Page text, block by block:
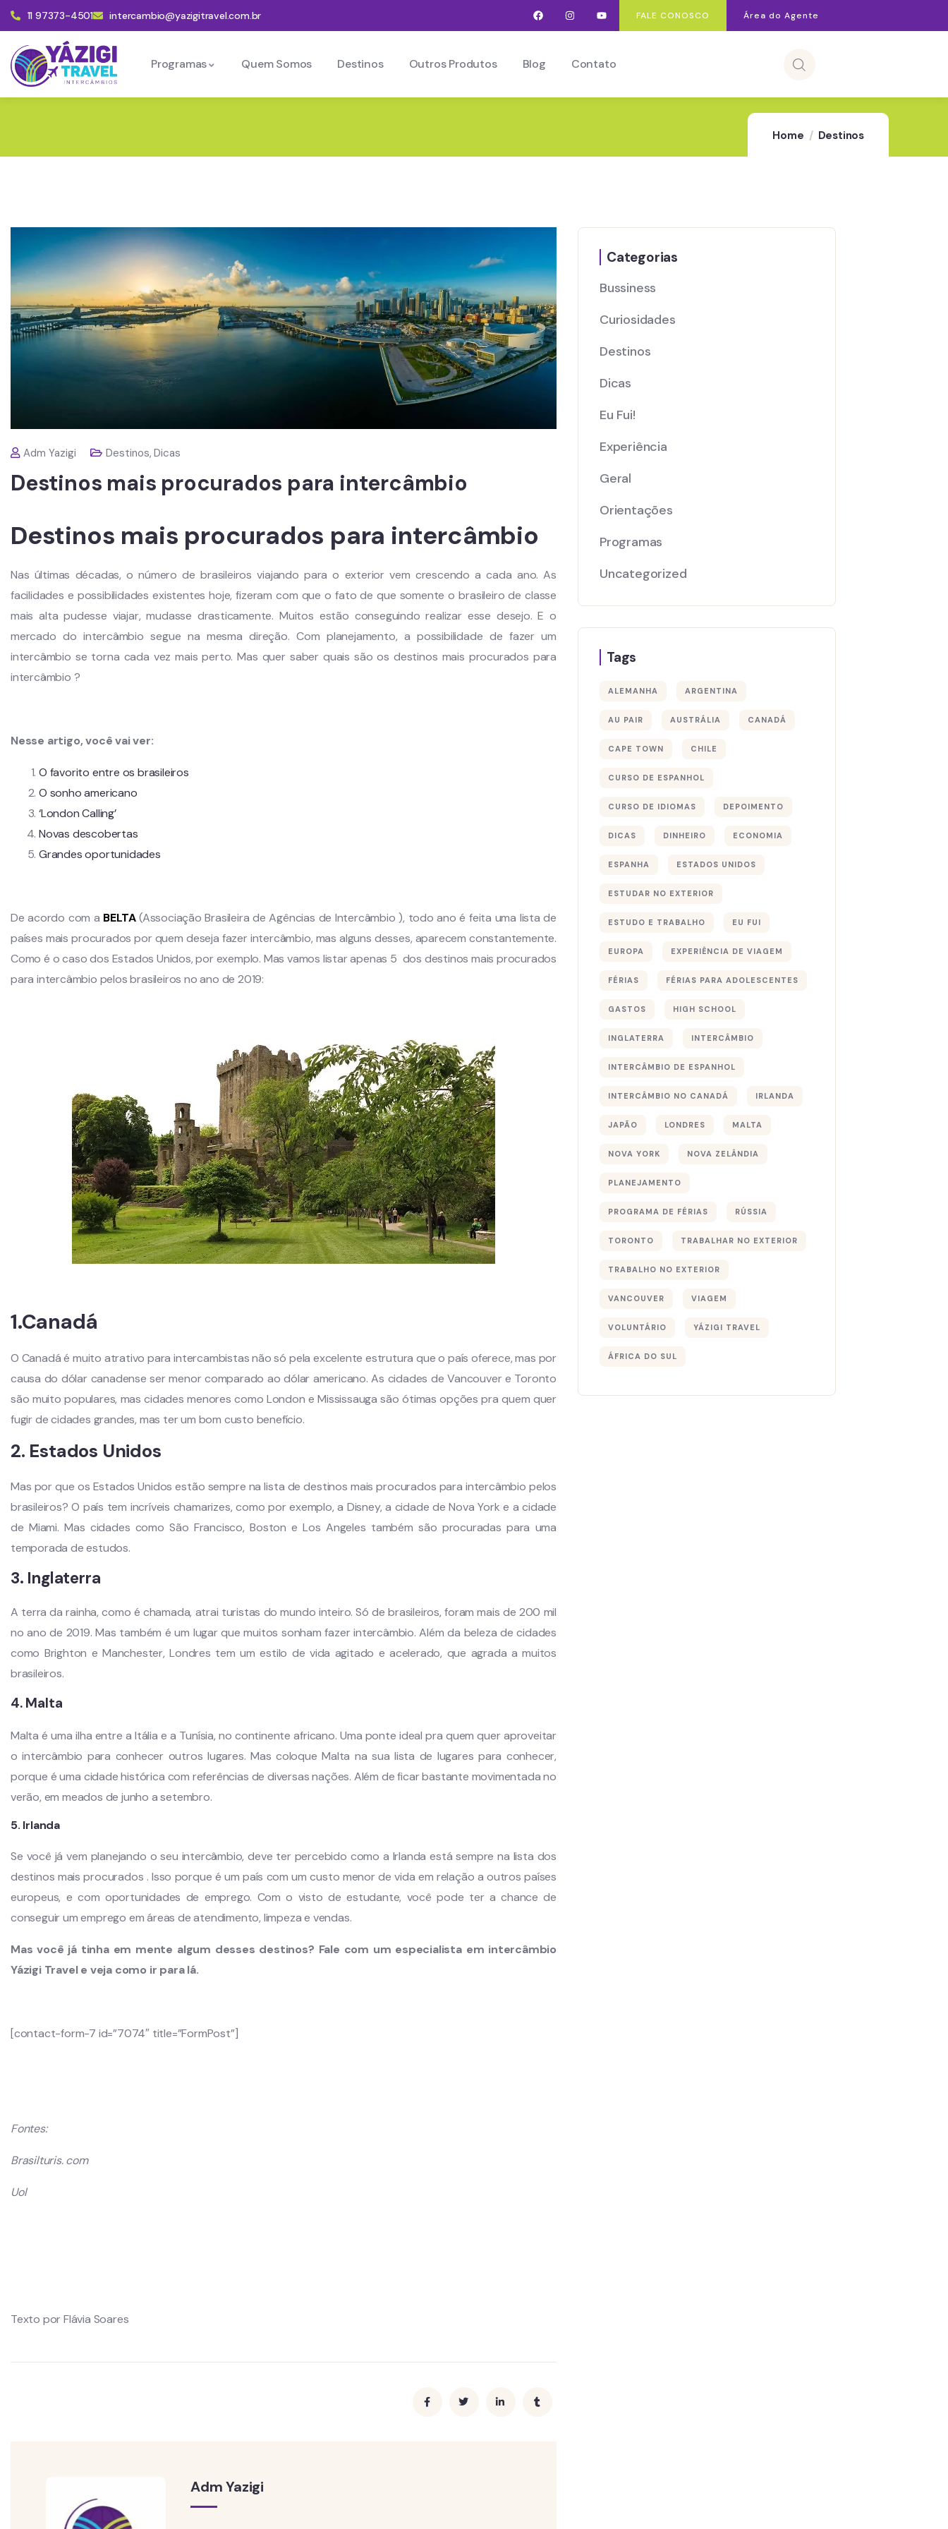
11 97373-4501 intercambio@yazigitravel.com.br FALE CONOSCO Área do Agente
Programas Quem Somos Destinos Outros Produtos Blog Contato
Home Destinos
Adm Yazigi Destinos,Dicas
Destinos mais procurados para intercâmbio
Destinos mais procurados para intercâmbio
Nas últimas décadas, o número de brasileiros viajando para o exterior vem crescendo a cada ano. As
facilidades e possibilidades existentes hoje, fizeram com que o fato de que somente o brasileiro de classe
mais alta pudesse viajar, mudasse drasticamente. Muitos estão conseguindo realizar esse desejo. E o
mercado do intercâmbio segue na mesma direção. Com planejamento, a possibilidade de fazer um
intercâmbio se torna cada vez mais perto. Mas quer saber quais são os destinos mais procurados para
intercâmbio ?
Nesse artigo, você vai ver:
O favorito entre os brasileiros
O sonho americano
‘London Calling’
Novas descobertas
Grandes oportunidades
De acordo com a BELTA (Associação Brasileira de Agências de Intercâmbio ), todo ano é feita uma lista de
países mais procurados por quem deseja fazer intercâmbio, mas alguns desses, aparecem constantemente.
Como é o caso dos Estados Unidos, por exemplo. Mas vamos listar apenas 5 dos destinos mais procurados
para intercâmbio pelos brasileiros no ano de 2019:
1.Canadá
O Canadá é muito atrativo para intercambistas não só pela excelente estrutura que o país oferece, mas por
causa do dólar canadense ser menor comparado ao dólar americano. As cidades de Vancouver e Toronto
são muito populares, mas cidades menores como London e Mississauga são ótimas opções pra quem quer
fugir de cidades grandes, mas ter um bom custo benefício.
2. Estados Unidos
Mas por que os Estados Unidos estão sempre na lista de destinos mais procurados para intercâmbio pelos
brasileiros? O país tem incríveis chamarizes, como por exemplo, a Disney, a cidade de Nova York e a cidade
de Miami. Mas cidades como São Francisco, Boston e Los Angeles também são procuradas para uma
temporada de estudos.
3. Inglaterra
A terra da rainha, como é chamada, atrai turistas do mundo inteiro. Só de brasileiros, foram mais de 200 mil
no ano de 2019. Mas também é um lugar que muitos sonham fazer intercâmbio. Além da beleza de cidades
como Brighton e Manchester, Londres tem um estilo de vida agitado e acelerado, que agrada a muitos
brasileiros.
4. Malta
Malta é uma ilha entre a Itália e a Tunísia, no continente africano. Uma ponte ideal pra quem quer aproveitar
o intercâmbio para conhecer outros lugares. Mas coloque Malta na sua lista de lugares para conhecer,
porque é uma cidade histórica com referências de diversas nações. Além de ficar bastante movimentada no
verão, em meados de junho a setembro.
5. Irlanda
Se você já vem planejando o seu intercâmbio, deve ter percebido como a Irlanda está sempre na lista dos
destinos mais procurados . Isso porque é um país com um custo menor de vida em relação a outros países
europeus, e com oportunidades de emprego. Com o visto de estudante, você pode ter a chance de
conseguir um emprego em áreas de atendimento, limpeza e vendas.
Mas você já tinha em mente algum desses destinos? Fale com um especialista em intercâmbio
Yázigi Travel e veja como ir para lá.
[contact-form-7 id=”7074″ title=”FormPost”]
Fontes:
Brasilturis. com
Uol
Texto por Flávia Soares
Adm Yazigi
Categorias
Bussiness
Curiosidades
Destinos
Dicas
Eu Fui!
Experiência
Geral
Orientações
Programas
Uncategorized
Tags
ALEMANHA ARGENTINA
AU PAIR AUSTRÁLIA CANADÁ
CAPE TOWN CHILE
CURSO DE ESPANHOL
CURSO DE IDIOMAS DEPOIMENTO
DICAS DINHEIRO ECONOMIA
ESPANHA ESTADOS UNIDOS
ESTUDAR NO EXTERIOR
ESTUDO E TRABALHO EU FUI
EUROPA EXPERIÊNCIA DE VIAGEM
FÉRIAS FÉRIAS PARA ADOLESCENTES
GASTOS HIGH SCHOOL
INGLATERRA INTERCÂMBIO
INTERCÂMBIO DE ESPANHOL
INTERCÂMBIO NO CANADÁ IRLANDA
JAPÃO LONDRES MALTA
NOVA YORK NOVA ZELÂNDIA
PLANEJAMENTO
PROGRAMA DE FÉRIAS RÚSSIA
TORONTO TRABALHAR NO EXTERIOR
TRABALHO NO EXTERIOR
VANCOUVER VIAGEM
VOLUNTÁRIO YÁZIGI TRAVEL
ÁFRICA DO SUL